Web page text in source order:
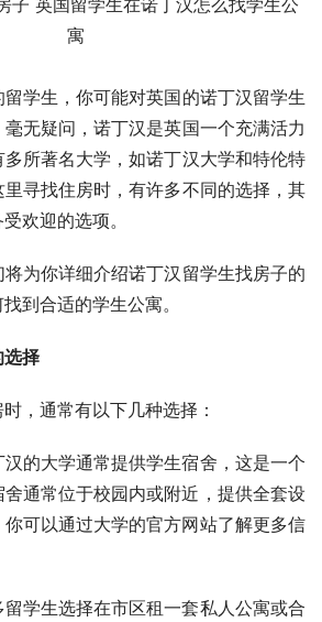
学生，你可能对英国的诺丁汉留学生
无疑问，诺丁汉是英国一个充满活力
所著名大学，如诺丁汉大学和特伦特
寻找住房时，有许多不同的选择，其
欢迎的选项。
为你详细介绍诺丁汉留学生找房子的
到合适的学生公寓。
选择
，通常有以下几种选择：
汉的大学通常提供学生宿舍，这是一个
通常位于校园内或附近，提供全套设
可以通过大学的官方网站了解更多信
留学生选择在市区租一套私人公寓或合